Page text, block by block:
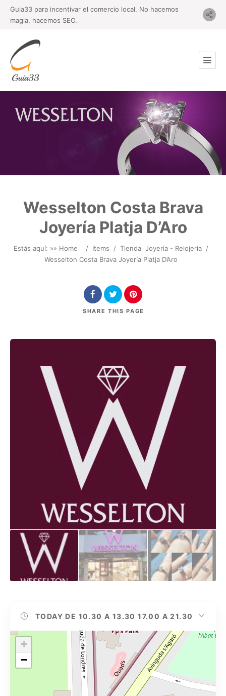
Guia33 para incentivar el comercio local. No hacemos
magia, hacemos SEO.
Wesselton Costa Brava
Joyería Platja D’Aro
Estás aquí: »» Home / Items / Tienda Joyería - Relojería /
Wesselton Costa Brava Joyería Platja D’Aro
SHARE THIS PAGE
TODAY DE 10.30 A 13.30 17.00 A 21.30
+
−